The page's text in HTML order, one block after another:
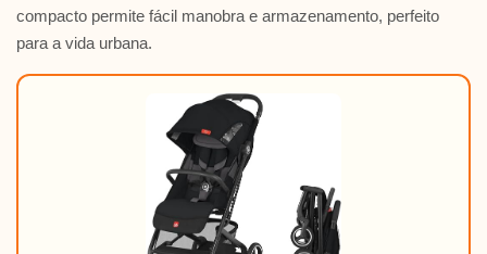
compacto permite fácil manobra e armazenamento, perfeito
para a vida urbana.